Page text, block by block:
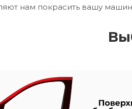
нам покрасить вашу